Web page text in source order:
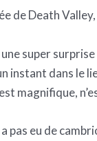
de Death
super
instant dans le
magnifique,
a pas eu de